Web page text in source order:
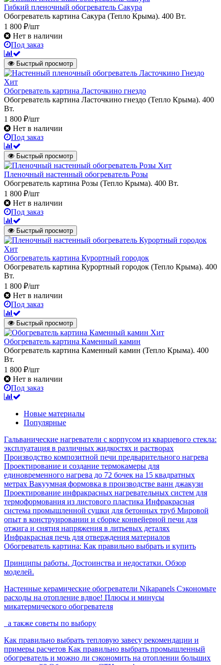
Гибкий пленочный обогреватель Сакура
Обогреватель картина Сакура (Тепло Крыма). 400 Вт.
1 800 ₽/шт
Нет в наличии
Под заказ
Быстрый просмотр
Хит
Обогреватель картина Ласточкино гнездо
Обогреватель картина Ласточкино гнездо (Тепло Крыма). 400
Вт.
1 800 ₽/шт
Нет в наличии
Под заказ
Быстрый просмотр
Хит
Пленочный настенный обогреватель Розы
Обогреватель картина Розы (Тепло Крыма). 400 Вт.
1 800 ₽/шт
Нет в наличии
Под заказ
Быстрый просмотр
Хит
Обогреватель картина Курортный городок
Обогреватель картина Курортный городок (Тепло Крыма). 400
Вт.
1 800 ₽/шт
Нет в наличии
Под заказ
Быстрый просмотр
Хит
Обогреватель картина Каменный камин
Обогреватель картина Каменный камин (Тепло Крыма). 400
Вт.
1 800 ₽/шт
Нет в наличии
Под заказ
Новые материалы
Популярные
Гальванические нагреватели с корпусом из кварцевого стекла:
эксплуатация в различных жидкостях и растворах
Производство композитной печи предварительного нагрева
Проектирование и создание термокамеры для
единовременного нагрева до 72 бочек на 15 квадратных
метрах Вакуумная формовка в производстве ванн джакузи
Проектирование инфракрасных нагревательных систем для
термоформования из листового пластика Инфракрасная
система промышленной сушки для бетонных труб Мировой
опыт в конструировании и сборке конвейерной печи для
отжига и снятия напряжения в литьевых деталях
Инфракрасная печь для отверждения материалов
Обогреватель картина: Как правильно выбрать и купить
Принципы работы. Достоинства и недостатки. Обзор
моделей.
Настенные керамические обогреватели Nikapanels Сэкономьте
расходы на отопление вдвое! Плюсы и минусы
микатермического обогревателя
а также советы по выбору
Как правильно выбрать тепловую завесу рекомендации и
примеры расчетов Как правильно выбрать промышленный
обогреватель и можно ли сэкономить на отоплении больших